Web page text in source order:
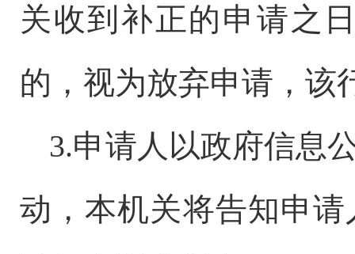
关收到补正的申请之
的，视为放弃申请，该
3.申请人以政府信息
动，本机关将告知申